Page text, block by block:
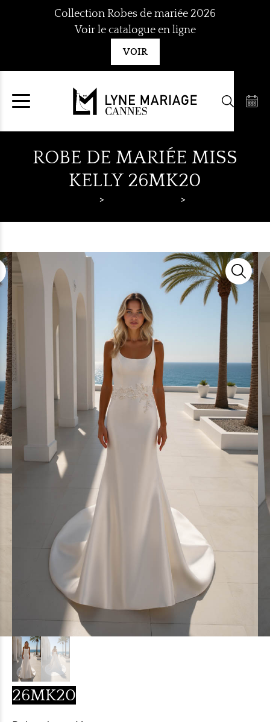
Collection Robes de mariée 2026
Voir le catalogue en ligne
VOIR
ROBE DE MARIÉE MISS
KELLY 26MK20
26MK20